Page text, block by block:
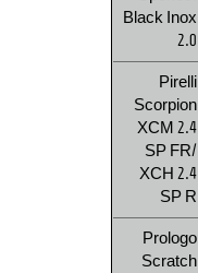
Black Inox
2.0
Pirelli
Scorpion
XCM 2.4
SP FR/
XCH 2.4
SP R
Prologo
Scratch